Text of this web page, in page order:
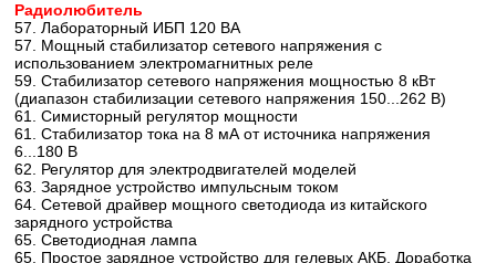
Радиолюбитель
57. Лабораторный ИБП 120 ВА
57. Мощный стабилизатор сетевого напряжения с
использованием электромагнитных реле
59. Стабилизатор сетевого напряжения мощностью 8 кВт
(диапазон стабилизации сетевого напряжения 150...262 В)
61. Симисторный регулятор мощности
61. Стабилизатор тока на 8 мА от источника напряжения
6...180 В
62. Регулятор для электродвигателей моделей
63. Зарядное устройство импульсным током
64. Сетевой драйвер мощного светодиода из китайского
зарядного устройства
65. Светодиодная лампа
65. Простое зарядное устройство для гелевых АКБ. Доработка